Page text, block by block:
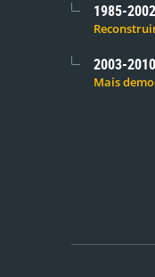
1985-2002
2003-2010
Mais